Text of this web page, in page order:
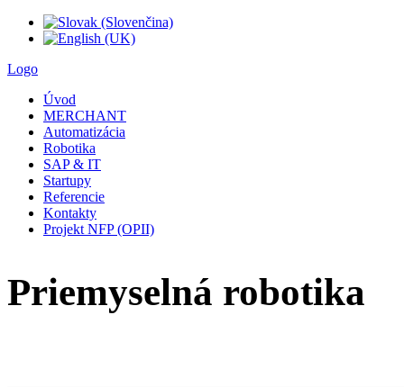
Logo
Úvod
MERCHANT
Automatizácia
Robotika
SAP & IT
Startupy
Referencie
Kontakty
Projekt NFP (OPII)
Priemyselná robotika